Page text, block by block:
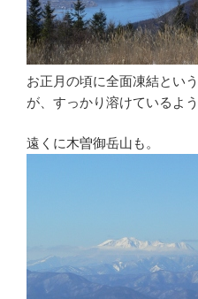
お正月の頃に全面凍結とい
が、すっかり溶けているよう
遠くに木曽御岳山も。